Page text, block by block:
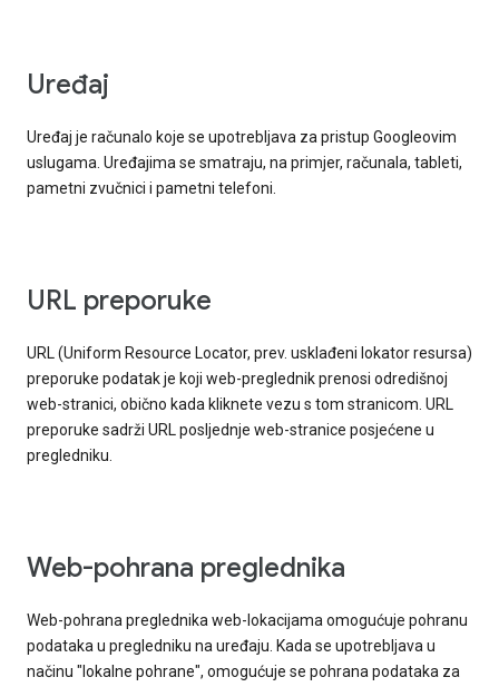
Uređaj
Uređaj je računalo koje se upotrebljava za pristup Googleovim
uslugama. Uređajima se smatraju, na primjer, računala, tableti,
pametni zvučnici i pametni telefoni.
URL preporuke
URL (Uniform Resource Locator, prev. usklađeni lokator resursa)
preporuke podatak je koji web-preglednik prenosi odredišnoj
web-stranici, obično kada kliknete vezu s tom stranicom. URL
preporuke sadrži URL posljednje web-stranice posjećene u
pregledniku.
Web-pohrana preglednika
Web-pohrana preglednika web-lokacijama omogućuje pohranu
podataka u pregledniku na uređaju. Kada se upotrebljava u
načinu "lokalne pohrane", omogućuje se pohrana podataka za